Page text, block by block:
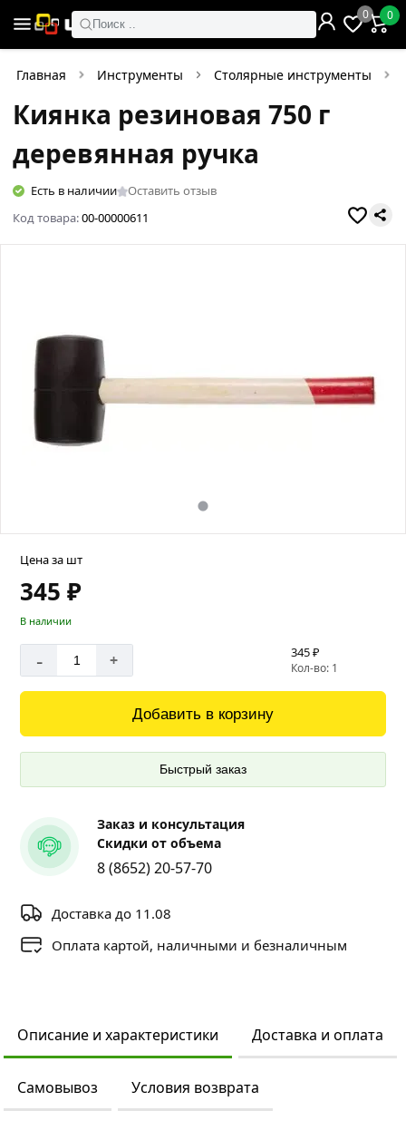
Поиск ..
0 0
Главная Инструменты Столярные инструменты
Киянка резиновая 750 г
деревянная ручка
Есть в наличии
Оставить отзыв
Код товара:00-00000611
Цена за шт
345 ₽
В наличии
- + 345 ₽
Кол-во: 1
Добавить в корзину
Быстрый заказ
Заказ и консультация
Скидки от объема
8 (8652) 20-57-70
Доставка до 11.08
Оплата картой, наличными и безналичным
Описание и характеристики Доставка и оплата
Самовывоз Условия возврата